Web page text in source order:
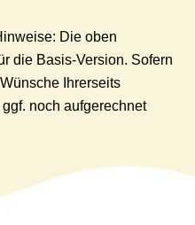
Die oben
die Basis-Version. Sofern
Ihrerseits
noch aufgerechnet